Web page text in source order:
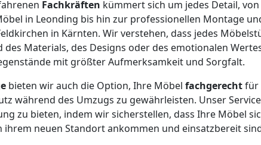
Fachkräften kümmert sich um jedes Detail,
in Leonding bis hin zur professionellen Montage
in Kärnten. Wir verstehen, dass jedes
des Materials, des Designs oder des emotionalen
mit größter Aufmerksamkeit und Sorgfalt.
bieten wir auch die Option, Ihre Möbel fachgerechtfür
während des Umzugs zu gewährleisten. Unser
zu bieten, indem wir sicherstellen, dass Ihre Möbel
ihrem neuen Standort ankommen und einsatzbereit